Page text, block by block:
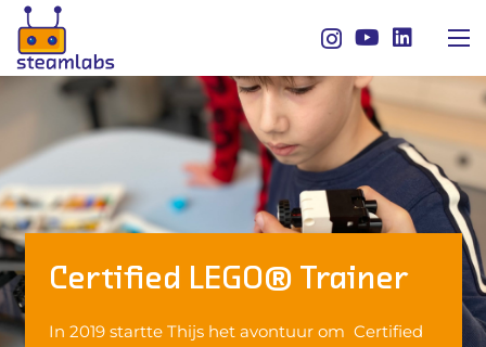
Certified LEGO® Trainer
In 2019 startte Thijs het avontuur om Certified